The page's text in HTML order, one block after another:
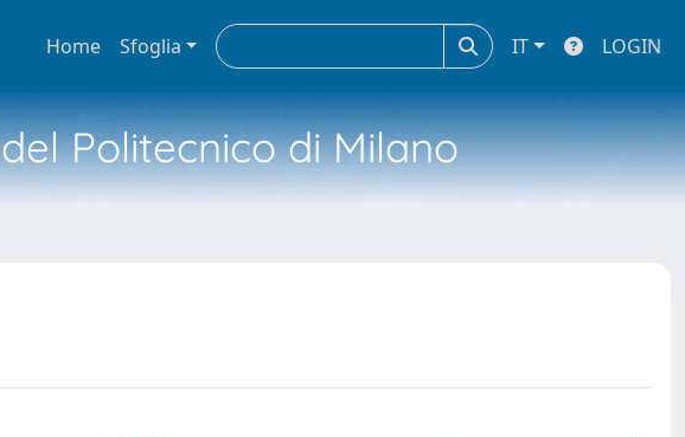
Home Sfoglia IT LOGIN
Politecnico di Milano